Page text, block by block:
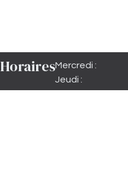
HorairesMercredi :
Jeudi :